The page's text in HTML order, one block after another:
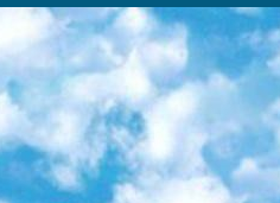
Самостоятельное обучение бесплатное, но желающие могут оплатить услуги персональных наставников. 2. «Смартия» знакомит с актуальными профессиями и подсказывает, как им обучаться. Выбрав заинтересовавшую вас специальность — SMM-специалист, фотограф, веб-дизайнер или другую, — увидите список необходимых для неё умений. Чтобы вы могли освоить их самостоятельно, для каждого умения площадка отображает подборку ссылок на учебные материалы. Хотя «Смартия» ориентируется на русскоязычную аудиторию, часть контента всё же доступна только на английском. 3. «Лекторий Физтеха» Проект Московского физико-технического института (Физтеха). С его помощью вы можете смотреть онлайн серии лекций, записанные на видео в этом вузе. В числе доступных предметов — физика, биология, химия, информационные технологии и другие. К некоторым лекциям администрация ресурса прилагает готовые конспекты, которые можно скачивать в PDF-формате. 4. ITMOcourses Онлайн-площадка Санкт-Петербургского национального исследовательского университета информационных технологий, механики и оптики (ИТМО). Ресурс предоставляет свободный доступ к курсам, разработанным в этом вузе. Каталог материалов разбит на четыре категории: «Оптические системы и технологии», «Приборостроение и робототехника», «Информационные технологии» и «Биотехнологии». Курсы состоят из видеолекций, интерактивных демонстраций и заданий. 5. «КиберЛенинка» Электронная научная библиотека открытого доступа. Каталог площадки регулярно обрастает текстами статей из различных научных изданий. Сгруппированные по журналам и рубрикам публикации можно читать онлайн или скачивать целиком в PDF-формате. Проект нацелен на популяризацию науки за счёт открытого доступа к качественной информации. 6. «ПостНаука» На этом ресурсе публикуют подборки видеолекций, составленные экспертами из разных отраслей и объединённые общими темами. Среди них, к примеру, есть серии «Биоинформатика и геномика», «Культура средневековой Скандинавии» и Cinema Studies о теории кино. Каждая подборка лекций — логически связанная история, рассказанная экспертом от первого лица. Кроме того, на сайте появляются научно-образовательные статьи и тесты на разные темы. 7. «Newочём» Команда проекта «Newочём» отбирает самые интересные тексты из англоязычных СМИ и переводит те из них, за которые голосуют участники сообщества «ВКонтакте». По большей части это научно-популярные статьи. Редакторы придумывают лишь заголовки, в остальном содержание переводов соответствует оригиналам. Полные тексты можно читать прямо в социальной сети. 8. InternetUrok Онлайн-база материалов по основным дисциплинам школьной программы. Информация на сайте структурирована по классам, предметам и темам (урокам). Каждый урок состоит из видеолекций и конспектов. Есть также интерактивные тренажёры и тесты для закрепления пройденного материала. Даже если вы давно окончили школу, возможность повторить программу старших классов всегда может пригодиться. 9. Edutainme Ещё один ресурс об образовании. В отличие от Newtonew, как мне кажется, Edutainme больше ориентируется на представителей индустрии: педагогов, предпринимателей, разработчиков образовательных проектов. Но и любой, кто просто стремится к саморазвитию, найдёт на сайте много полезного и интересного для себя. Например, информацию о новых курсах и образовательных сервисах. 10. Newtonew Онлайн-медиа об образовании и обучении в широком смысле. Авторы Newtonew пишут об инструментах, заведениях, тактиках и стратегиях, которые помогают учить других и получать новые знания самостоятельно. На этой площадке вы найдёте новости, обзоры, аналитические мат